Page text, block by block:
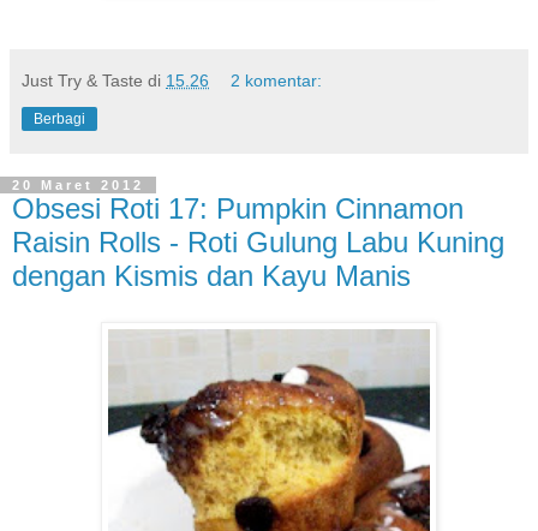
Just Try & Taste di 15.26 2 komentar:
Berbagi
20 Maret 2012
Obsesi Roti 17: Pumpkin Cinnamon
Raisin Rolls - Roti Gulung Labu Kuning
dengan Kismis dan Kayu Manis